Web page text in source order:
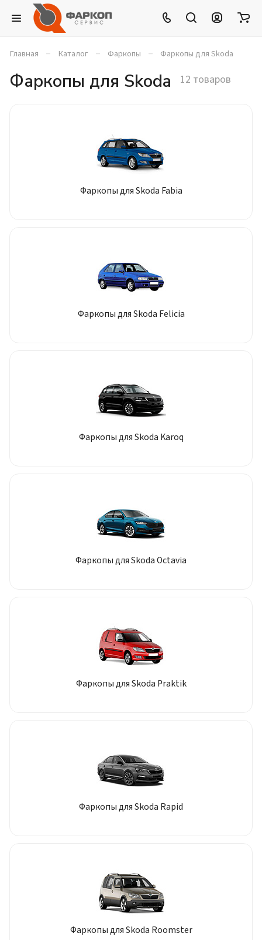
Главная – Каталог – Фаркопы – Фаркопы для Skoda
Фаркопы для Skoda 12 товаров
Фаркопы для Skoda Fabia
Фаркопы для Skoda Felicia
Фаркопы для Skoda Karoq
Фаркопы для Skoda Octavia
Фаркопы для Skoda Praktik
Фаркопы для Skoda Rapid
Фаркопы для Skoda Roomster